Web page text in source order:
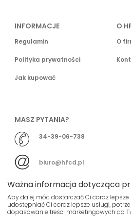
INFORMACJE
Regulamin
Polityka prywatności
Jak kupować
O
O
MASZ PYTANIA?
34-39-06-738
biuro@hfcd.pl
Ważna informacja dotycząca
Aby dalej móc dostarczać Ci coraz lepsze
udostępniać Ci coraz lepsze usługi,
dopasowanie treści marketingowych do